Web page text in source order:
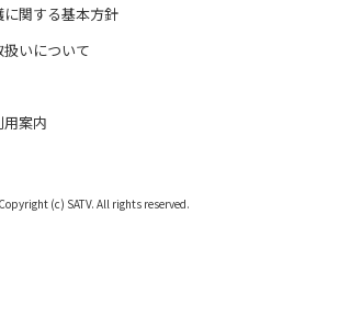
関する基本方針
いについて
案内
Copyright (c) SATV. All rights reserved.